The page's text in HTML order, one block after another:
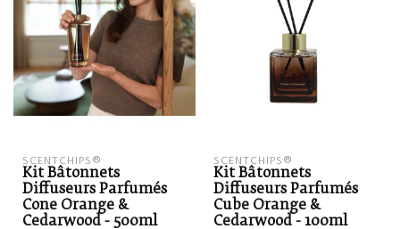
SCENTCHIPS®
Kit Bâtonnets
Diffuseurs Parfumés
Cone Orange &
Cedarwood - 500ml
SCENTCHIPS®
Kit Bâtonnets
Diffuseurs Parfumés
Cube Orange &
Cedarwood - 100ml